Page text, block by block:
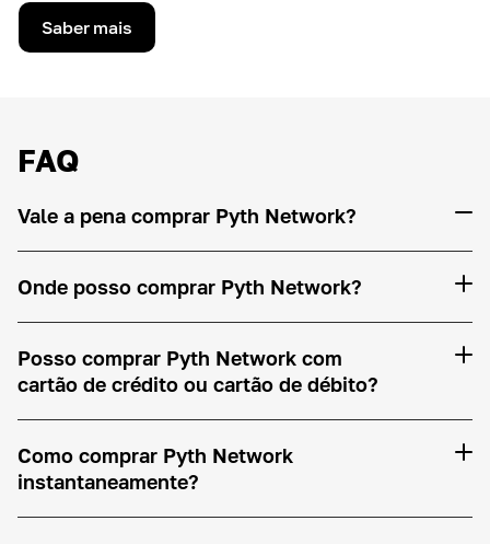
Saber mais
FAQ
Vale a pena comprar Pyth Network?
Onde posso comprar Pyth Network?
Posso comprar Pyth Network com
cartão de crédito ou cartão de débito?
Como comprar Pyth Network
instantaneamente?